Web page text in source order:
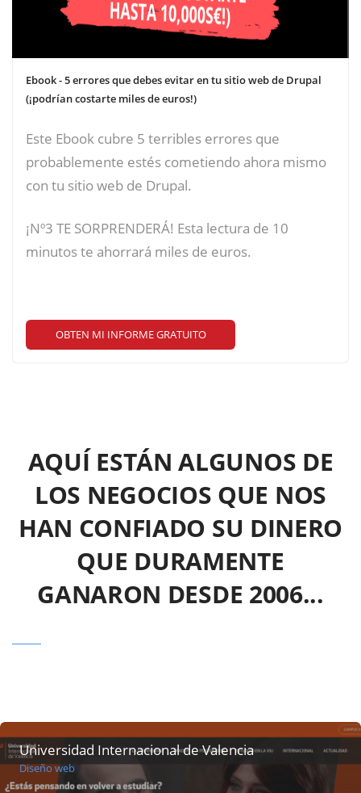
Ebook - 5 errores que debes evitar en tu sitio web de Drupal
(¡podrían costarte miles de euros!)
Este Ebook cubre 5 terribles errores que
probablemente estés cometiendo ahora mismo
con tu sitio web de Drupal.
¡Nº3 TE SORPRENDERÁ! Esta lectura de 10
minutos te ahorrará miles de euros.
OBTEN MI INFORME GRATUITO
AQUÍ ESTÁN ALGUNOS DE
LOS NEGOCIOS QUE NOS
HAN CONFIADO SU DINERO
QUE DURAMENTE
GANARON DESDE 2006...
Universidad Internacional de Valencia
Diseño web